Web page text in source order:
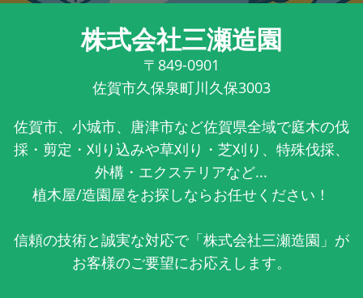
株式会社三瀬造園
〒849-0901
佐賀市久保泉町川久保3003
佐賀市、小城市、唐津市など佐賀県全域で庭木の伐
採・剪定・刈り込みや草刈り・芝刈り、特殊伐採、
外構・エクステリアなど...
植木屋/造園屋をお探しならお任せください！
信頼の技術と誠実な対応で「株式会社三瀬造園」が
お客様のご要望にお応えします。